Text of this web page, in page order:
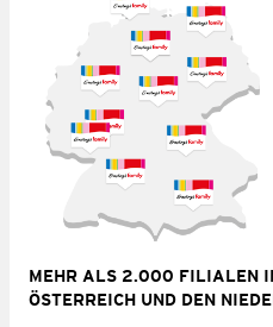
MEHR ALS 2.000 FILIALEN
ÖSTERREICH UND DEN